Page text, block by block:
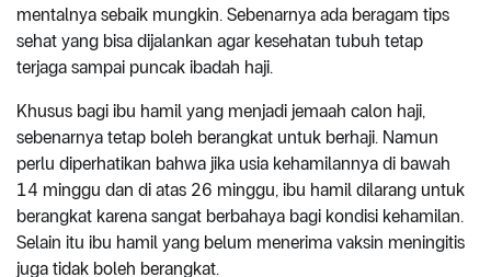
mentalnya sebaik mungkin. Sebenarnya ada beragam tips
sehat yang bisa dijalankan agar kesehatan tubuh tetap
terjaga sampai puncak ibadah haji.
Khusus bagi ibu hamil yang menjadi jemaah calon haji,
sebenarnya tetap boleh berangkat untuk berhaji. Namun
perlu diperhatikan bahwa jika usia kehamilannya di bawah
14 minggu dan di atas 26 minggu, ibu hamil dilarang untuk
berangkat karena sangat berbahaya bagi kondisi kehamilan.
Selain itu ibu hamil yang belum menerima vaksin meningitis
juga tidak boleh berangkat.